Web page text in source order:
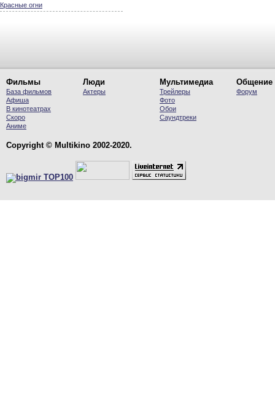
Красные огни
Фильмы
База фильмов
Афиша
В кинотеатрах
Скоро
Аниме
Люди
Актеры
Мультимедиа
Трейлеры
Фото
Обои
Саундтреки
Общение
Форум
Copyright © Multikino 2002-2020.